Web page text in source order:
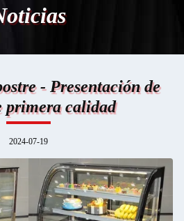
- Presentación de
primera calidad
2024-07-19